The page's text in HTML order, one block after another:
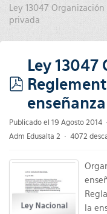
Ley 13047
privada
pdf
Ley 13047
Publicado el 19 Agosto 2014
Adm Edusalta 2
4072
la